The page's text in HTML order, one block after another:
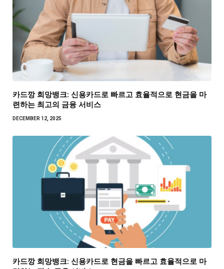
카드깡 희망뱅크: 신용카드로 빠르고 효율적으로 현금을 마
련하는 최고의 금융 서비스
DECEMBER 12, 2025
카드깡 희망뱅크: 신용카드로 현금을 빠르고 효율적으로 마